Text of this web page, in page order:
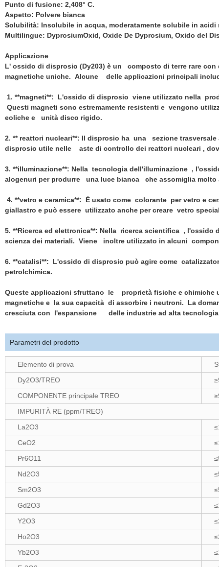
Punto di fusione: 2,408° C.
Aspetto: Polvere bianca
Solubilità: Insolubile in acqua, moderatamente solubile in acidi
Multilingue: DyprosiumOxid, Oxide De Dyprosium, Oxido del
Applicazione
L' ossido di disprosio (Dy203) è un composto di terre rare
magnetiche uniche. Alcune delle applicazioni principali
1. **magneti**: L'ossido di disprosio viene utilizzato nella
Questi magneti sono estremamente resistenti e vengono
eoliche e unità disco rigido.
2. ** reattori nucleari**: Il disprosio ha una sezione
disprosio utile nelle aste di controllo dei reattori nucleari ,
3. **illuminazione**: Nella tecnologia dell'illuminazione ,
alogenuri per produrre una luce bianca che assomiglia
4. **vetro e ceramica**: È usato come colorante per vetro e
giallastro e può essere utilizzato anche per creare vetro
5. **Ricerca ed elettronica**: Nella ricerca scientifica ,
scienza dei materiali. Viene inoltre utilizzato in alcuni
6. **catalisi**: L'ossido di disprosio può agire come
petrolchimica.
Queste applicazioni sfruttano le proprietà fisiche e
magnetiche e la sua capacità di assorbire i neutroni. La
cresciuta con l'espansione delle industrie ad alta tecnologia
Parametri del prodotto
Elemento di prova
Dy2O3/TREO
COMPONENTE principale TREO
IMPURITÀ RE (ppm/TREO)
La2O3
CeO2
Pr6O11
Nd2O3
Sm2O3
Gd2O3
Y2O3
Ho2O3
Yb2O3